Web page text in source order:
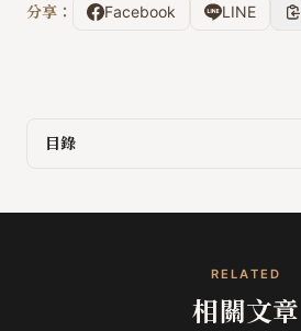
分享： Facebook LINE
目錄
RELATED
相關文章